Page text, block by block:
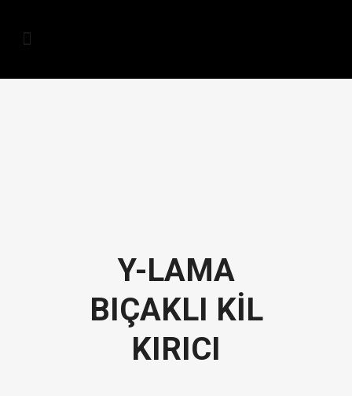
Y-LAMA
BIÇAKLI KİL
KIRICI